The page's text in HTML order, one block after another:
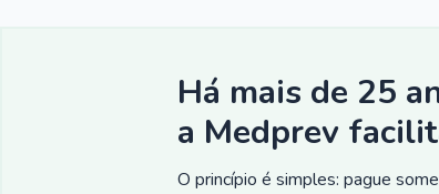
Há mais de 25
a Medprev
O princípio é simples: pague